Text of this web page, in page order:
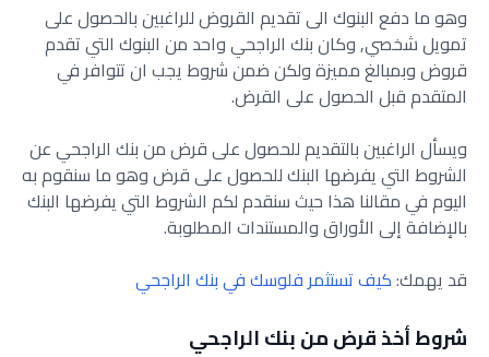
وهو ما دفع البنوك الى تقديم القروض للراغبين بالحصول على
تمويل شخصي, وكان بنك الراجحي واحد من البنوك التي تقدم
قروض وبمبالغ مميزة ولكن ضمن شروط يجب ان تتوافر في
المتقدم قبل الحصول على القرض.
ويسأل الراغبين بالتقديم للحصول على قرض من بنك الراجحي عن
الشروط التي يفرضها البنك للحصول على قرض وهو ما سنقوم به
اليوم في مقالنا هذا حيث سنقدم لكم الشروط التي يفرضها البنك
بالإضافة إلى الأوراق والمستندات المطلوبة.
قد يهمك:كيف تستثمر فلوسك في بنك الراجحي
شروط أخذ قرض من بنك الراجحي